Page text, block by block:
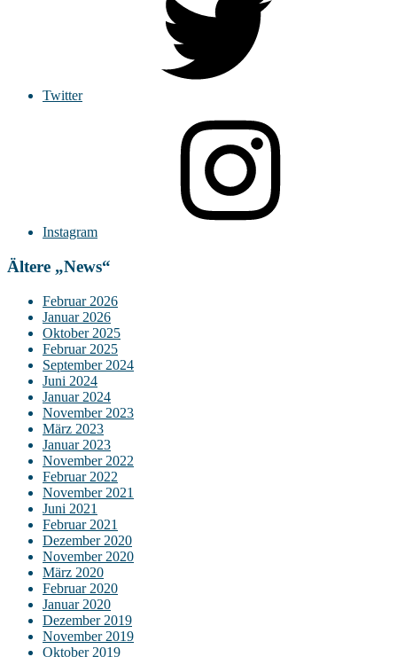
Twitter
Instagram
Ältere „News“
Februar 2026
Januar 2026
Oktober 2025
Februar 2025
September 2024
Juni 2024
Januar 2024
November 2023
März 2023
Januar 2023
November 2022
Februar 2022
November 2021
Juni 2021
Februar 2021
Dezember 2020
November 2020
März 2020
Februar 2020
Januar 2020
Dezember 2019
November 2019
Oktober 2019